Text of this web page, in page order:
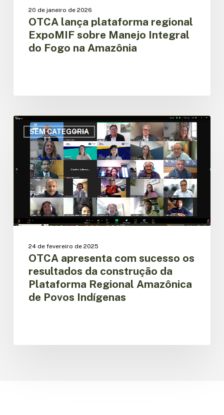
20 de janeiro de 2026
OTCA lança plataforma regional
ExpoMIF sobre Manejo Integral
do Fogo na Amazônia
SEM CATEGORIA
OTCA
apresenta
sucesso
resultados
construção
Plataforma
Povos
Indígenas
24 de fevereiro de 2025
OTCA apresenta com sucesso os
resultados da construção da
Plataforma Regional Amazônica
de Povos Indígenas